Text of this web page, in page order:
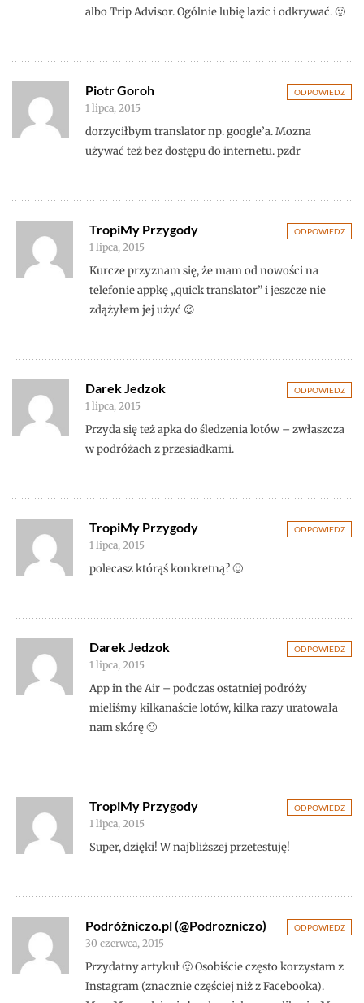
albo Trip Advisor. Ogólnie lubię lazic i odkrywać. 🙂
ODPOWIEDZ
Piotr Goroh
1 lipca, 2015
dorzyciłbym translator np. google’a. Mozna
używać też bez dostępu do internetu. pzdr
ODPOWIEDZ
TropiMy Przygody
1 lipca, 2015
Kurcze przyznam się, że mam od nowości na
telefonie appkę „quick translator” i jeszcze nie
zdążyłem jej użyć 😉
ODPOWIEDZ
Darek Jedzok
1 lipca, 2015
Przyda się też apka do śledzenia lotów – zwłaszcza
w podróżach z przesiadkami.
ODPOWIEDZ
TropiMy Przygody
1 lipca, 2015
polecasz którąś konkretną? 🙂
ODPOWIEDZ
Darek Jedzok
1 lipca, 2015
App in the Air – podczas ostatniej podróży
mieliśmy kilkanaście lotów, kilka razy uratowała
nam skórę 🙂
ODPOWIEDZ
TropiMy Przygody
1 lipca, 2015
Super, dzięki! W najbliższej przetestuję!
ODPOWIEDZ
Podróżniczo.pl (@Podrozniczo)
30 czerwca, 2015
Przydatny artykuł 🙂 Osobiście często korzystam z
Instagram (znacznie częściej niż z Facebooka).